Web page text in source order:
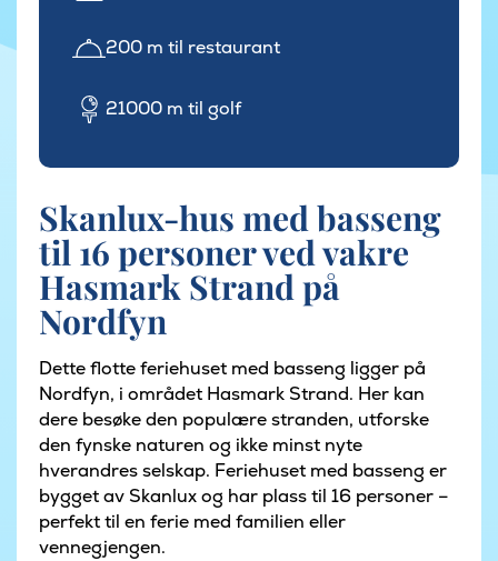
200 m til restaurant
21000 m til golf
Skanlux-hus med basseng
til 16 personer ved vakre
Hasmark Strand på
Nordfyn
Dette flotte feriehuset med basseng ligger på
Nordfyn, i området Hasmark Strand. Her kan
dere besøke den populære stranden, utforske
den fynske naturen og ikke minst nyte
hverandres selskap. Feriehuset med basseng er
bygget av Skanlux og har plass til 16 personer –
perfekt til en ferie med familien eller
vennegjengen.